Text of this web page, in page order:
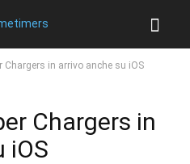
Chargers in arrivo anche su iOS
Chargers in
iOS